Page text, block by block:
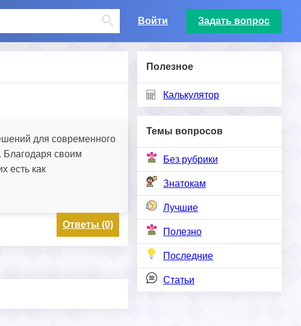
Войти Задать вопрос
Полезное
Калькулятор
Темы вопросов
Без рубрики
Знатокам
Лучшие
Полезно
Последние
Статьи
для современного
своим
есть как
Ответы (0)